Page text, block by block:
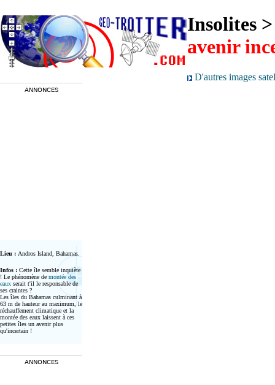
Insolites
avenir
D'autres images
ANNONCES
Lieu : Andros Island, Bahamas
Infos : Cette île semble inquiète
! Le phénomène demontée des
eaux serait t'il le responsable de
ses craintes ?
Les îles du Bahamas culminant à
63 m de hauteur au maximum, le
réchauffement climatique et la
montée des eaux laissent à ces
petites îles un avenir plus
qu'incertain !
ANNONCES